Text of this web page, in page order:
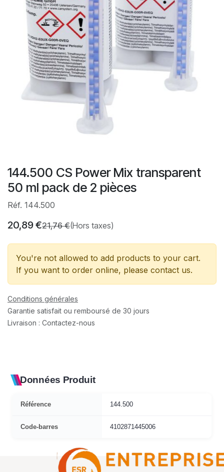
144.500 CS Power Mix transparent
50 ml pack de 2 pièces
Réf. 144.500
20,89€21,76€(Hors taxes)
You're not allowed to add products to your cart.
If you want to order online, please contact us.
Conditions générales
Garantie satisfait ou remboursé de 30 jours
Livraison : Contactez-nous
Données Produit
Référence 144.500
Code-barres 4102871445006